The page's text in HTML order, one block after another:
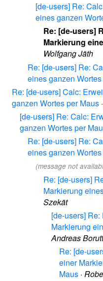
[de-users] Re:
eines ganzen
Re: [de-users]
Markierung
Wolfgang Jäth
Re: [de-users] Re:
eines ganzen
Re: [de-users] Calc:
ganzen Wortes per Maus ·
[de-users] Re: Calc:
ganzen Wortes per
Re: [de-users] Re:
eines ganzen
(message not
Re: [de-users]
Markierung
Szekät
[de-users]
Markierung
Andreas
Re: [de-
einer
Maus ·